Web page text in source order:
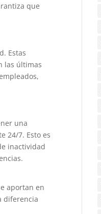
que
Estas
las últimas
una
24/7. Esto es
inactividad
aportan en
diferencia